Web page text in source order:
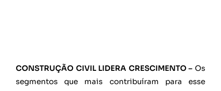
CONSTRUÇÃO CIVIL LIDERA CRESCIMENTO – Os
segmentos que mais contribuíram para esse